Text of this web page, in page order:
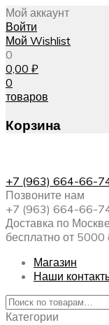
Мой аккаунт
Войти
Мой Wishlist
0
0,00 ₽
0
товаров
Корзина
+7 (963) 664-66-
Позвоните нам
+7 (963) 664-66-
Доставка по Москве
бесплатно от 5000
Магазин
Наши
Искать:
Категории